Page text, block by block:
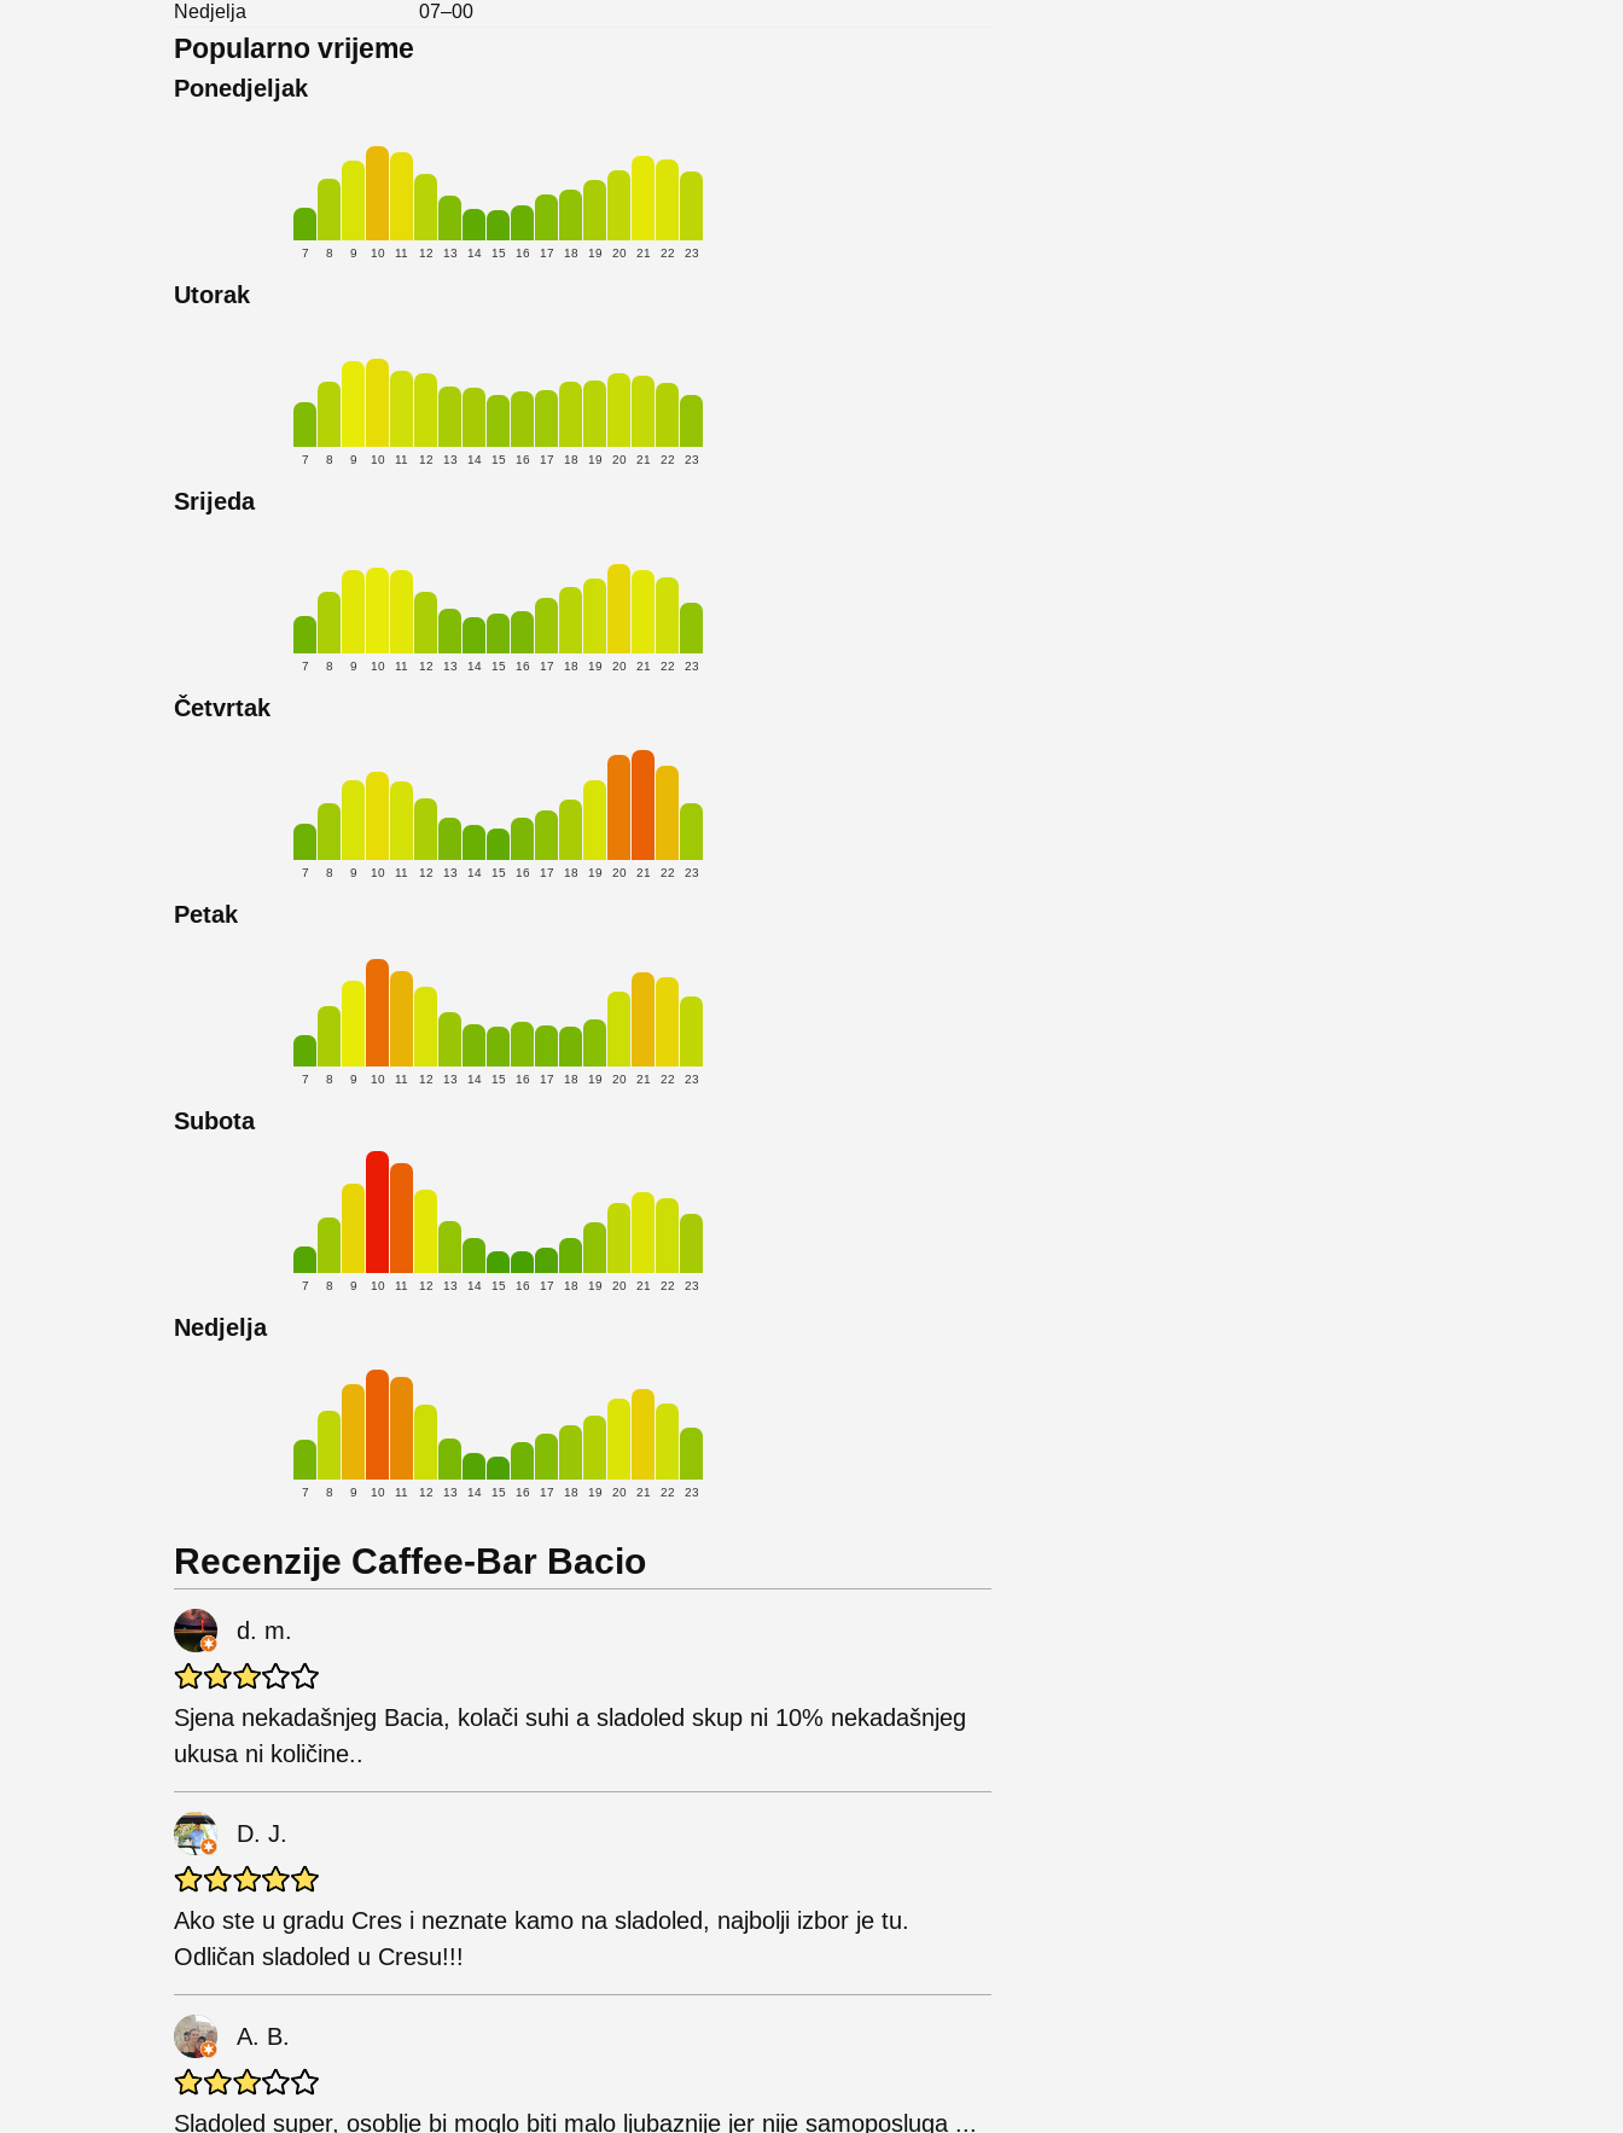
Nedjelja
07–00
Popularno vrijeme
Ponedjeljak
7 8 9 10 11 12 13 14 15 16 17 18 19 20 21 22 23
Utorak
7 8 9 10 11 12 13 14 15 16 17 18 19 20 21 22 23
Srijeda
7 8 9 10 11 12 13 14 15 16 17 18 19 20 21 22 23
Četvrtak
7 8 9 10 11 12 13 14 15 16 17 18 19 20 21 22 23
Petak
7 8 9 10 11 12 13 14 15 16 17 18 19 20 21 22 23
Subota
7 8 9 10 11 12 13 14 15 16 17 18 19 20 21 22 23
Nedjelja
7 8 9 10 11 12 13 14 15 16 17 18 19 20 21 22 23
Recenzije Caffee-Bar Bacio
d. m.
Sjena nekadašnjeg Bacia, kolači suhi a sladoled skup ni 10% nekadašnjeg
ukusa ni količine..
D. J.
Ako ste u gradu Cres i neznate kamo na sladoled, najbolji izbor je tu.
Odličan sladoled u Cresu!!!
A. B.
Sladoled super, osoblje bi moglo biti malo ljubaznije jer nije samoposluga ...